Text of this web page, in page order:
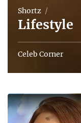
Shortz
Lifestyle
Celeb Corner